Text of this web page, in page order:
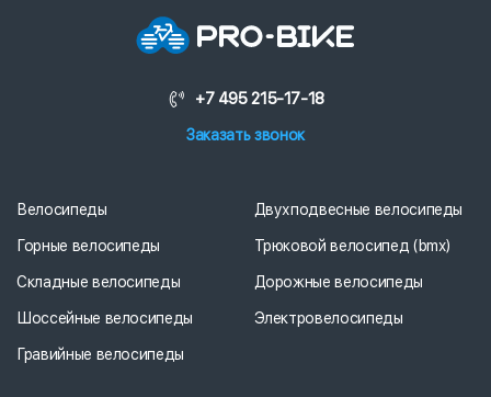
+7 495 215-17-18
Заказать звонок
Велосипеды
Горные велосипеды
Складные велосипеды
Шоссейные велосипеды
Гравийные велосипеды
Двухподвесные велосипеды
Трюковой велосипед (bmx)
Дорожные велосипеды
Электровелосипеды